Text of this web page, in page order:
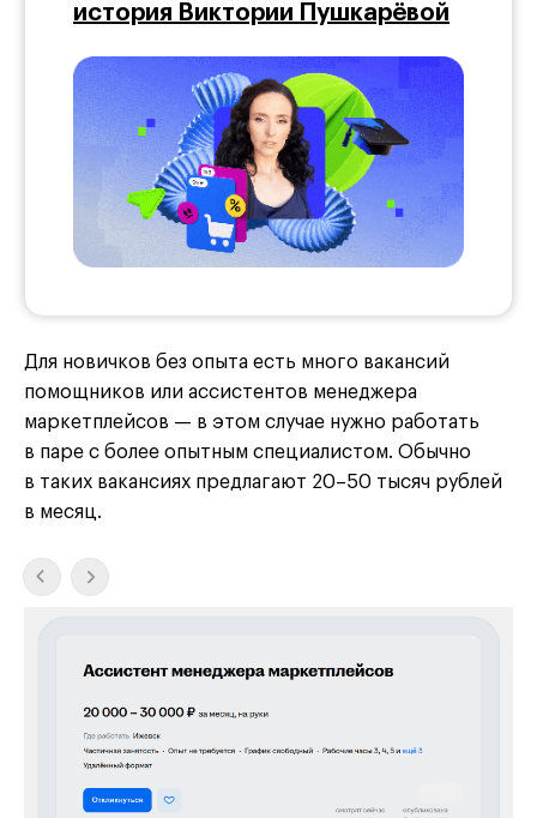
история Виктории Пушкарёвой
Для новичков без опыта есть много вакансий
помощников или ассистентов менеджера
маркетплейсов — в этом случае нужно работать
в паре с более опытным специалистом. Обычно
в таких вакансиях предлагают 20–50 тысяч рублей
в месяц.